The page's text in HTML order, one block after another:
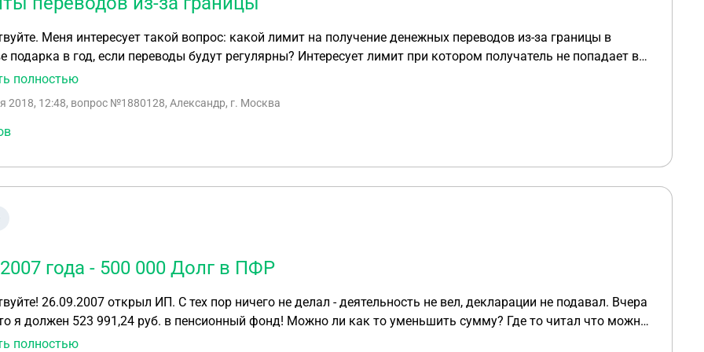
еще специализированные организации могут дать соответствующее заключение? 3. Обязательно ли
на земельном участке основного объекта по отношению к вспомогательному? Или же можно дать
о том, что основное будет построено позже (и какими документами это подтвердить)? 4. Должен ли
объект обязательно принадлежать правообладателю вспомогательного объекта или собственником
получить право собственности на объект, чтобы Земельный надзор не мучал, а какое у него будет по
Меня интересует такой вопрос: какой лимит на получение денежных переводов из-за границы в
подарка в год, если переводы будут регулярны? Интересует лимит при котором получатель не попадает в
валютного контроля банка и налоговой
полностью
2018, 12:48, вопрос №1880128, Александр, г. Москва
года - 500 000 Долг в ПФР
не вел, декларации не подавал. Вчера
523 991,24 руб. в пенсионный фонд! Можно ли как то уменьшить сумму? Где то читал что можно
декларации и сумма будет перерасчитана. Что можно сделать в моей ситуации? Если придется
полностью